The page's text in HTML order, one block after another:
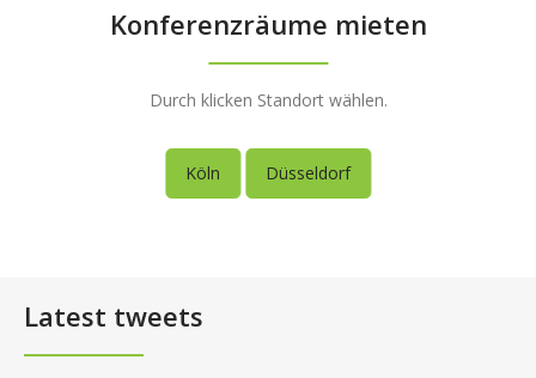
Konferenzräume mieten
Durch klicken Standort wählen.
Köln Düsseldorf
Latest tweets